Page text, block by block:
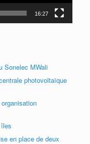
16:27
Sonelec MWali
photovoltaïque
en place de deux